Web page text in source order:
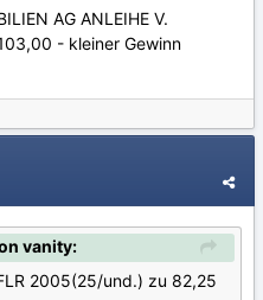
AG ANLEIHE V.
- kleiner Gewinn
vanity:
2005(25/und.) zu 82,25